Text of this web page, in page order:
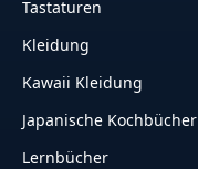
Tastaturen
Kleidung
Kawaii Kleidung
Japanische Kochbücher
Lernbücher